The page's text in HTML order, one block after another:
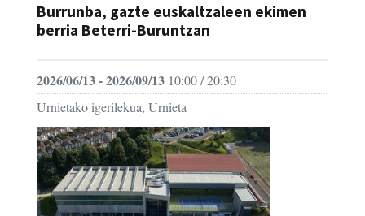
2026/06/13 - 2026/09/1310:00 / 20:30
Urnietako igerilekua, Urnieta